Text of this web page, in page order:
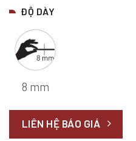
ĐỘ DÀY
8 mm
LIÊN HỆ BÁO GIÁ